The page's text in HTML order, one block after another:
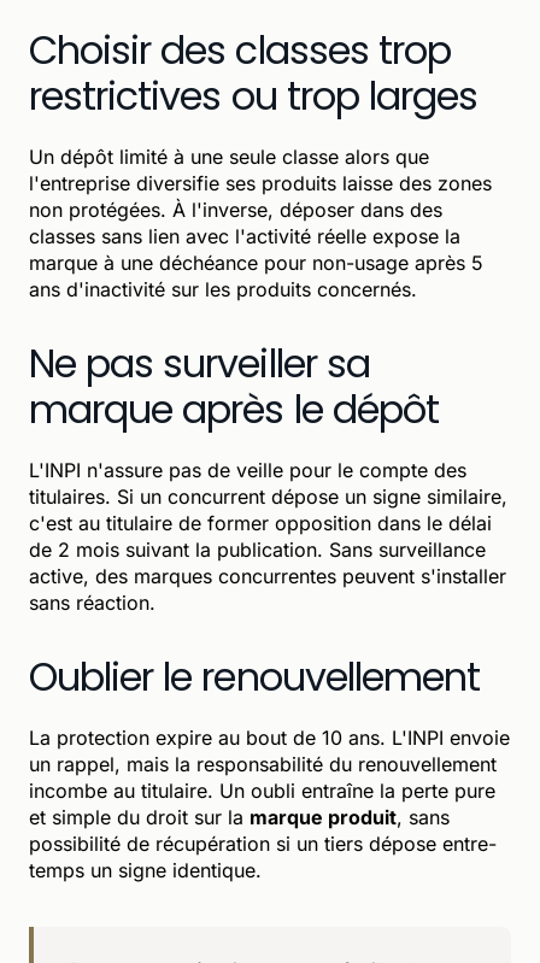
Choisir des classes trop
restrictives ou trop larges
Un dépôt limité à une seule classe alors que
l'entreprise diversifie ses produits laisse des zones
non protégées. À l'inverse, déposer dans des
classes sans lien avec l'activité réelle expose la
marque à une déchéance pour non-usage après 5
ans d'inactivité sur les produits concernés.
Ne pas surveiller sa
marque après le dépôt
L'INPI n'assure pas de veille pour le compte des
titulaires. Si un concurrent dépose un signe similaire,
c'est au titulaire de former opposition dans le délai
de 2 mois suivant la publication. Sans surveillance
active, des marques concurrentes peuvent s'installer
sans réaction.
Oublier le renouvellement
La protection expire au bout de 10 ans. L'INPI envoie
un rappel, mais la responsabilité du renouvellement
incombe au titulaire. Un oubli entraîne la perte pure
et simple du droit sur la marque produit, sans
possibilité de récupération si un tiers dépose entre-
temps un signe identique.